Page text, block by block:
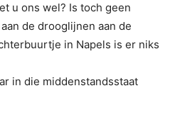
u ons wel? Is toch geen
de drooglijnen aan de
in Napels is er niks
in die middenstandsstaat